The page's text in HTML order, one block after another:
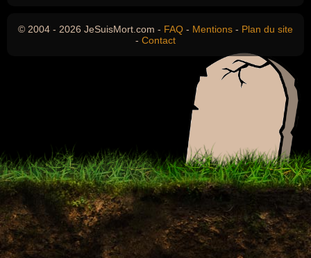
© 2004 - 2026 JeSuisMort.com - FAQ - Mentions - Plan du site
- Contact